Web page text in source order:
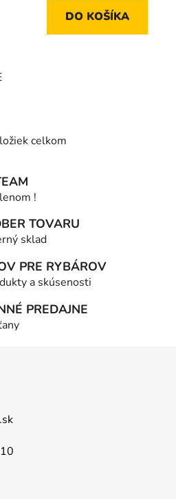
DO KOŠÍKA
O
l
á
a
c
e
p
r
v
celkom
!
TOVARU
sklad
PRE RYBÁROV
a skúsenosti
PREDAJNE